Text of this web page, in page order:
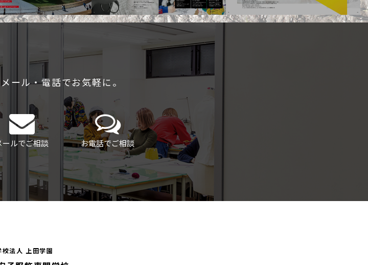
ール・電話でお気軽に。
ールでご相談 お電話でご相談
校法人 上田学園